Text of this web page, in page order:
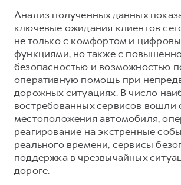
Сервис для корпоративных
HAVAL Лизинг
АКСЕССУАРЫ HAVAL
Автомобильные аксессуары
Коллекция PRO
Коллекция Базовая
Коллекция Детская
АКСЕССУАРЫ HAVAL
Автомобильные аксессуары
Коллекция PRO
Коллекция Базовая
Коллекция Детская
Анализ полученных данных
ключевые ожидания клиентов
не только с комфортом и
функциями, но также с
безопасностью и возможностью
оперативную помощь при
дорожных ситуациях. В число
востребованных сервисов вошли
местоположения автомобиля,
реагирование на экстренные
реального времени, сервисы
поддержка в чрезвычайных
дороге.